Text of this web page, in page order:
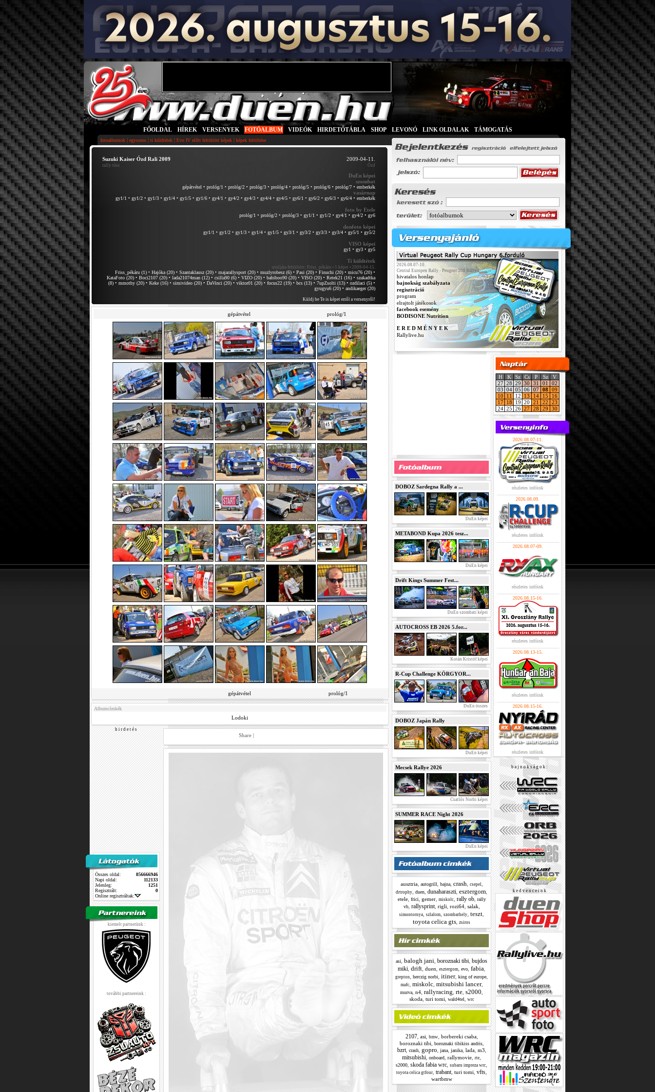
FŐOLDAL HÍREK VERSENYEK FOTÓALBUM VIDEÓK HIRDETŐTÁBLA SHOP LEVONÓ LINK OLDALAK TÁMOGATÁS
fotoalbumok | egysoros | ti küldtétek | Evo IV előtt feltöltött képek | képek feltöltése
Suzuki Kaiser Ózd Rali 2009
rally túra
2009-04-11.
Ózd
DuEn képei
szombat
gépátvétel • prológ/1 • prológ/2• prológ/3• prológ/4• prológ/5• prológ/6• prológ/7• emberkék
vasárnap
gy1/1 • gy1/2• gy1/3• gy1/4• gy1/5• gy1/6• gy4/1 • gy4/2• gy4/3• gy4/4• gy4/5• gy6/1 • gy6/2• gy6/3• gy6/4• emberkék
foto by Etele
prológ/1 • prológ/2• prológ/3• gy1/1 • gy1/2• gy4/1 • gy4/2• gy6
donfoto képei
gy1/1 • gy1/2• gy1/3• gy1/4• gy1/5• gy3/1 • gy3/2• gy3/3• gy3/4• gy5/1 • gy5/2
VISO képei
gy1 • gy3• gy5
Ti küldtétek
utoljára feltöltött: Friss_pékáru • 1 képet • 2009-04-15.
Friss_pékáru (1)• Hajóka (20)• Szantaklausz (20)• majarallysport (20)• muzlyrobesz (6)• Pasi (20)• Finuchi (20)• micu76 (20)•
KataFoto (20)• Boci2107 (20)• lada21074man (12)• csilla90 (6)• VIZO (20)• babiboo90 (20)• VISO (20)• Retek21 (16)• szakadtka
(8)• mmothy (20)• Keke (16)• simivideo (20)• DaVinci (20)• viktor01 (20)• focus22 (19)• bcs (13)• 7upZsolti (13)• ozdilaci (5)•
gyugyu6 (20)• andikaeger (20)
Küldj be Te is képet erről a versenyről!
gépátvétel prológ/1
gépátvétel prológ/1
Albumcímkék
Lodoki
h i r d e t é s
Összes oldal:
856666946
Napi oldal:
112133
Jelenleg:
1251
Regisztrált:
0
Online regisztráltak:
kiemelt partnerünk :
további partnereink :
Share |
2026.08.07-10.
Central Europen Rally - Peugeot 208 Rally4
hivatalos honlap
bajnokság szabályzata
regisztráció
program
elrajtolt játékosok
facebook esemény
BODISONE Nutrition
E R E D M É N Y E K
Rallylive.hu
DOBOZ Sardegna Rally a ...
DuEn képei
METABOND Kupa 2026 tesz...
DuEn képei
Drift Kings Summer Fest...
DuEn szombati képei
AUTOCROSS EB 2026 5.for...
Kotán Kristóf képei
R-Cup Challenge KÖRGYOR...
DuEn összes
DOBOZ Japán Rally
DuEn képei
Mecsek Rallye 2026
Csatlós Norbi képei
SUMMER RACE Night 2026
DuEn képei
ausztria, autogrill bajna, crash csepel
drtrophy duen dunaharaszti esztergom
etele, frici gemer, miskolc, rally ob, rally
vb, rallysprint, rigli rozi64, salak
simontornya szlalom szombathely teszt
toyota celica gts zsiros
asi balogh jani boroznaki tibi bujdos
miki drift duen esztergom evo fabia
grepton herczig norbi itiner, king of europe
mafc, miskolc, mitsubishi lancer,
murva n4 rallyracing rte s2000
skoda, turi tomi wald4tel wrc
2107, asi bmw, borbereki csaba,
boroznaki tibi
boroznaki tibikiss andris,
bzrt, crash, gopro jana, janika, lada, m3
mitsubishi onboard rallymovie rte
s2000 skoda fabia wrc subaru impreza wrc
toyota celica gtfour trabant turi tomi vfts
wartbmw
H K Sz Cs P Sz
V
27 28 29 30 31 01
02
03 04 05 06 07 08 09
10
11 12 13 14 15
16
17
18 19 20 21 22
23
24 25 26 27 28 29 30
2026.08.07-11.
részletes infóink
2026.08.09.
részletes infóink
2026.08.07-09.
részletes infóink
2026.08.15-16.
részletes infóink
2026.08.13-15.
részletes infóink
2026.08.15-16.
részletes infóink
b a j n o k s á g o k :
k e d v e n c e i n k